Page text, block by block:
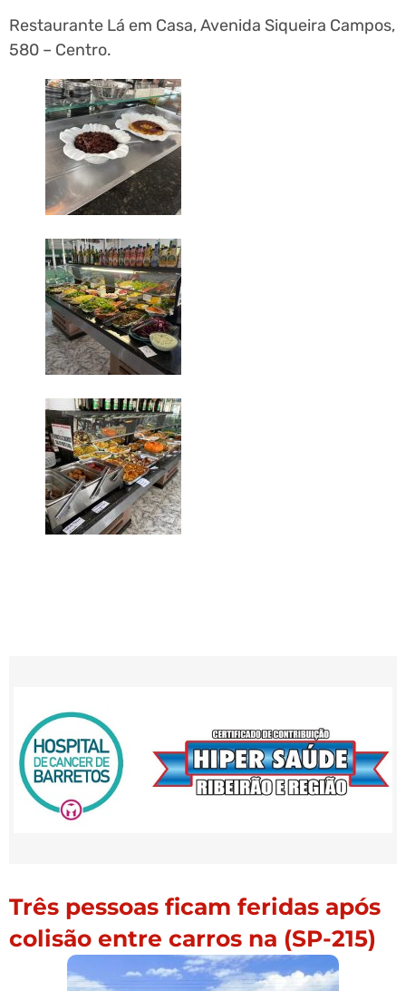
Restaurante Lá em Casa, Avenida Siqueira Campos,
580 – Centro.
Três pessoas ficam feridas após
colisão entre carros na (SP-215)